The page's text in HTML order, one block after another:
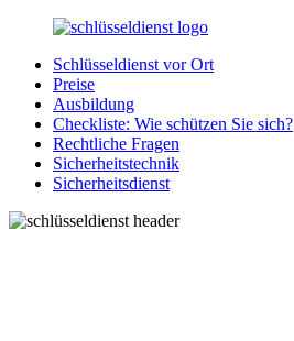
Zurück
Inhalt
SchluesseldienstDirekt.de
Ihre
Notlage
wird
gelöst!
Schlüsseldienst vor Ort
Preise
Ausbildung
Checkliste: Wie schützen Sie sich?
Rechtliche Fragen
Sicherheitstechnik
Sicherheitsdienst